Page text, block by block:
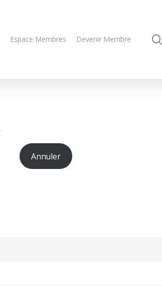
Espace Membres Devenir Membre
Annuler